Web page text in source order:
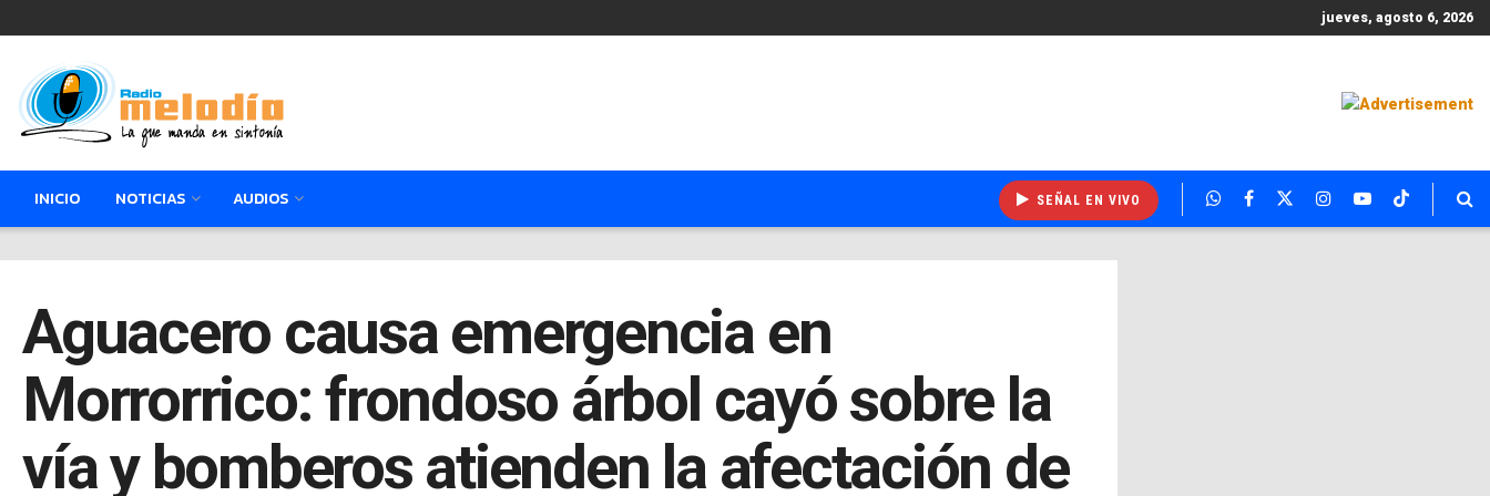
jueves, agosto 6, 2026
INICIO NOTICIAS AUDIOS SEÑAL EN VIVO
Aguacero causa emergencia en
Morrorrico: frondoso árbol cayó sobre la
vía y bomberos atienden la afectación de